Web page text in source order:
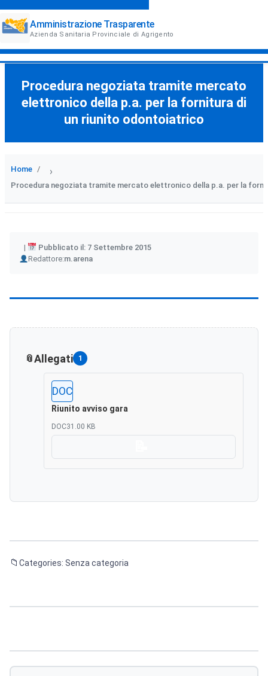
Amministrazione Trasparente
Azienda Sanitaria Provinciale di Agrigento
Procedura negoziata tramite mercato
elettronico della p.a. per la fornitura di
un riunito odontoiatrico
Home ›
Procedura negoziata tramite mercato elettronico della p.a. per la
Pubblicato il: 7 Settembre 2015
Redattore:
Author m.arena
Allegati 1
DOC
Riunito avviso gara
DOC31.00 KB
Categories: Senza categoria